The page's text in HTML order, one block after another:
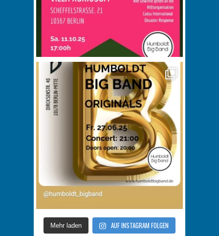
Mehr laden AUF INSTAGRAM FOLGEN